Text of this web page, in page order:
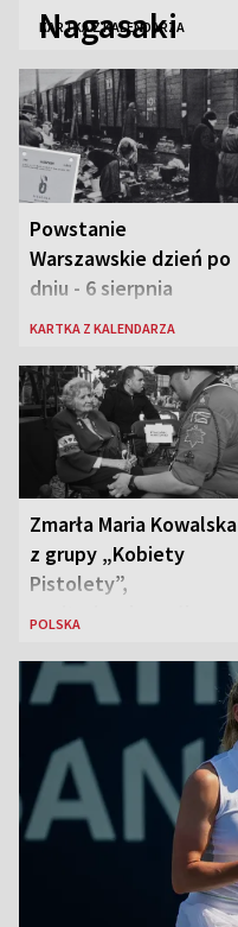
Nagasaki
KARTKA Z KALENDARZA
Powstanie
Warszawskie dzień po
dniu - 6 sierpnia
KARTKA Z KALENDARZA
Zmarła Maria Kowalska
z grupy „Kobiety
Pistolety”,
sanitariuszka pułku
POLSKA